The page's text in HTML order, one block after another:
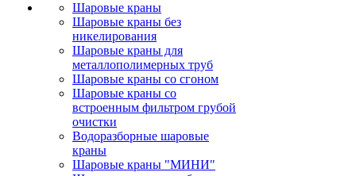
Шаровые краны
Шаровые краны без
никелирования
Шаровые краны для
металлополимерных труб
Шаровые краны со сгоном
Шаровые краны со
встроенным фильтром грубой
очистки
Водоразборные шаровые
краны
Шаровые краны "МИНИ"